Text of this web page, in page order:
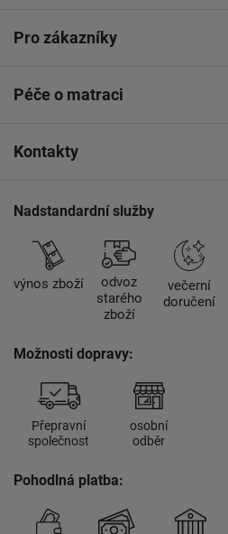
Pro zákazníky
Péče o matraci
Kontakty
Nadstandardní služby
výnos zboží
odvoz
starého
zboží
večerní
doručení
Možnosti dopravy:
Přepravní
společnost
osobní
odběr
Pohodlná platba: